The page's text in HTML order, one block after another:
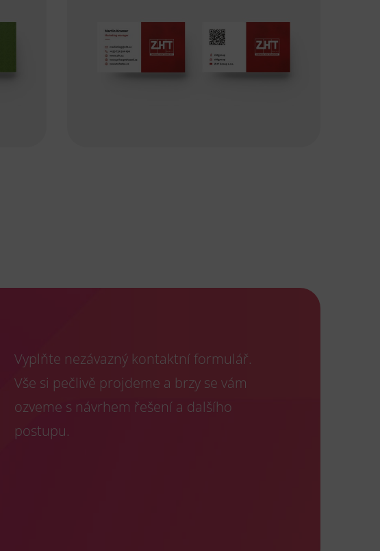
Vyplňte nezávazný kontaktní formulář.
Vše si pečlivě projdeme a brzy se vám
ozveme s návrhem řešení a dalšího
postupu.